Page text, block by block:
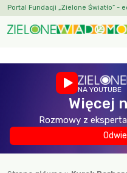
Portal Fundacji „Zielone Światło” -
NA YOUTUBE
Więcej
Rozmowy z